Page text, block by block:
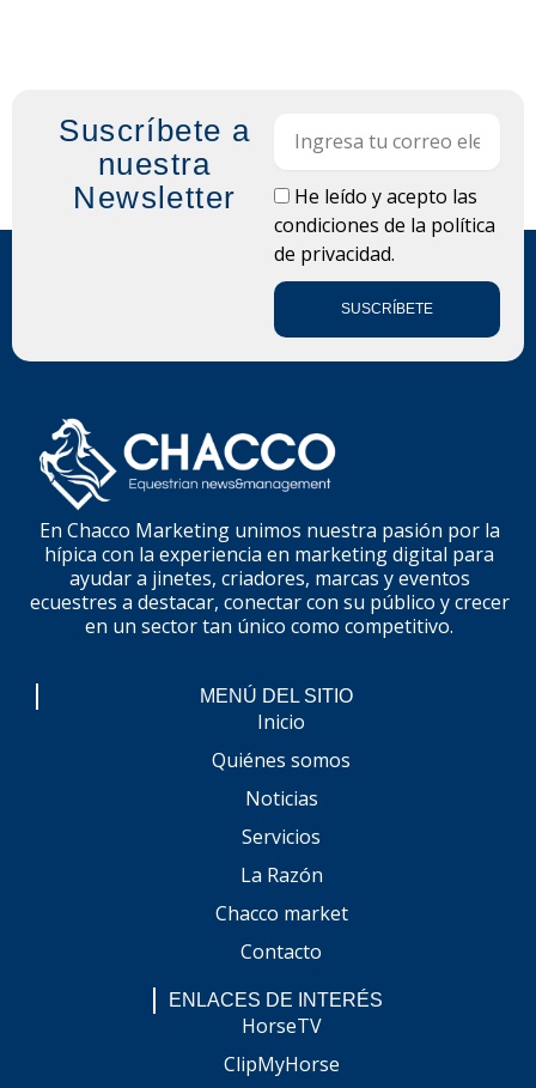
Suscríbete a
nuestra
Newsletter
LOPDHe leído y acepto las
condiciones de la política
de privacidad.
SUSCRÍBETE
En Chacco Marketing unimos nuestra pasión por la
hípica con la experiencia en marketing digital para
ayudar a jinetes, criadores, marcas y eventos
ecuestres a destacar, conectar con su público y crecer
en un sector tan único como competitivo.
MENÚ DEL SITIO
Inicio
Quiénes somos
Noticias
Servicios
La Razón
Chacco market
Contacto
ENLACES DE INTERÉS
HorseTV
ClipMyHorse